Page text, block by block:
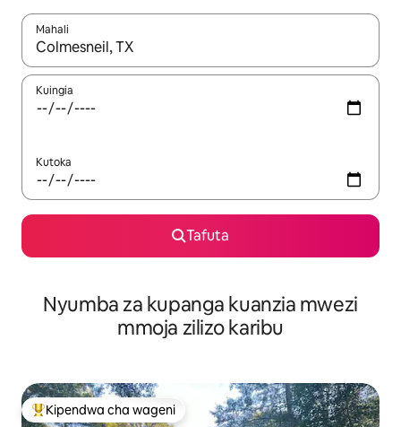
Mahali
Wakati matokeo yanapatikana, vinjari kwa kutumia vitufe vya
Kuingia
Kutoka
Tafuta
Nyumba za kupanga kuanzia mwezi
mmoja zilizo karibu
Kipendwa maarufu cha wageni
Kipendwa cha wageni